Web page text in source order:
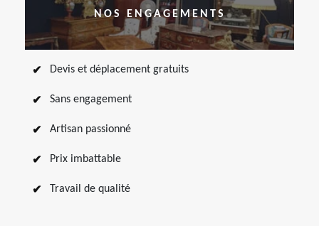
NOS ENGAGEMENTS
Devis et déplacement gratuits
Sans engagement
Artisan passionné
Prix imbattable
Travail de qualité